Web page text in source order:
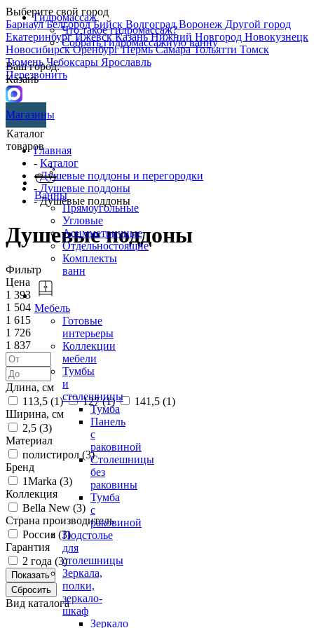
Выберите свой город
БарнаулБелгородБийск ВолгоградВоронеж Другой город
ЕкатеринбургИжевскКазаньНижний Новгород Новокузнецк
НовосибирскОренбургПермьСамараТольятти Томск
ТюменьЧебоксары Ярославль
Перезвонить
Гидромассаж
Что такое гидромассаж?
Собрать гидромассажную ванну
Ваш город:
Казань
Магазины
Каталог
товаров
Ванны
Прямоугольные
Угловые
Асимметричные
Отдельностоящие
Комплекты
ванн
Мебель
Готовые
интерьеры
Коллекции
мебели
Тумбы
и
столешницы
Тумба
Панель
с
раковиной
Столешницы
без
раковины
Тумба
с
раковиной
Подстолье
для
столешницы
Зеркала,
полки,
зеркало-
шкаф
Зеркало
Главная
- Каталог
-Душевые поддоны и перегородки
- Душевые поддоны
- Душевые поддоны
Душевые поддоны
Фильтр
Цена
1 393
1 504
1 615
1 726
1 837
Длина, см
113,5 (1) 127 (1) 141,5 (1)
Ширина, см
2,5 (3)
Материал
полистирол (3)
Бренд
1Marka (3)
Коллекция
Bella New (3)
Страна производитель
Россия (3)
Гарантия
2 года (3)
Вид каталога